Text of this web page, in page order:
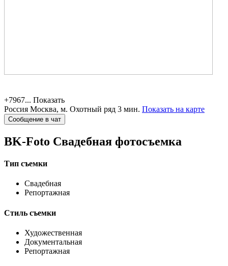
+7967... Показать
Россия Москва, м. Охотный ряд 3 мин. Показать на карте
Сообщение в чат
BK-Foto Свадебная фотосъемка
Тип съемки
Свадебная
Репортажная
Стиль съемки
Художественная
Документальная
Репортажная